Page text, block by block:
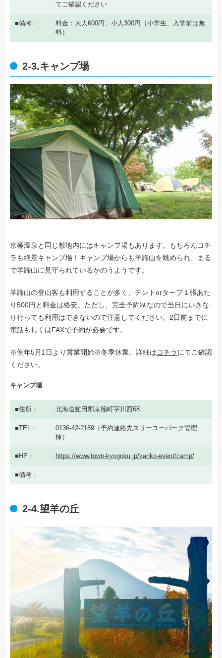
てご確認ください
備考
料金：大人600円、小人300円（小学生、入学前は無
料）
2-3.キャンプ場
京極温泉と同じ敷地内にはキャンプ場もあります。もちろんコチ
ラも絶景キャンプ場！キャンプ場からも羊蹄山を眺められ、まる
で羊蹄山に見守られているかのうようです。
羊蹄山の登山客も利用することが多く、テントorタープ１張あた
り500円と料金は格安。ただし、完全予約制なので当日にいきな
り行っても利用はできないので注意してください。2日前までに
電話もしくはFAXで予約が必要です。
※例年5月1日より営業開始※冬季休業。詳細はコチラにてご確認
ください。
キャンプ場
住所 北海道虻田郡京極町字川西68
TEL
0136-42-2189（予約連絡先スリーユーパーク管理
棟）
HP https://www.town-kyogoku.jp/kanko-event/camp/
備考
2-4.望羊の丘